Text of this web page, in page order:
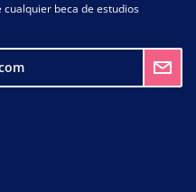
beca de estudios